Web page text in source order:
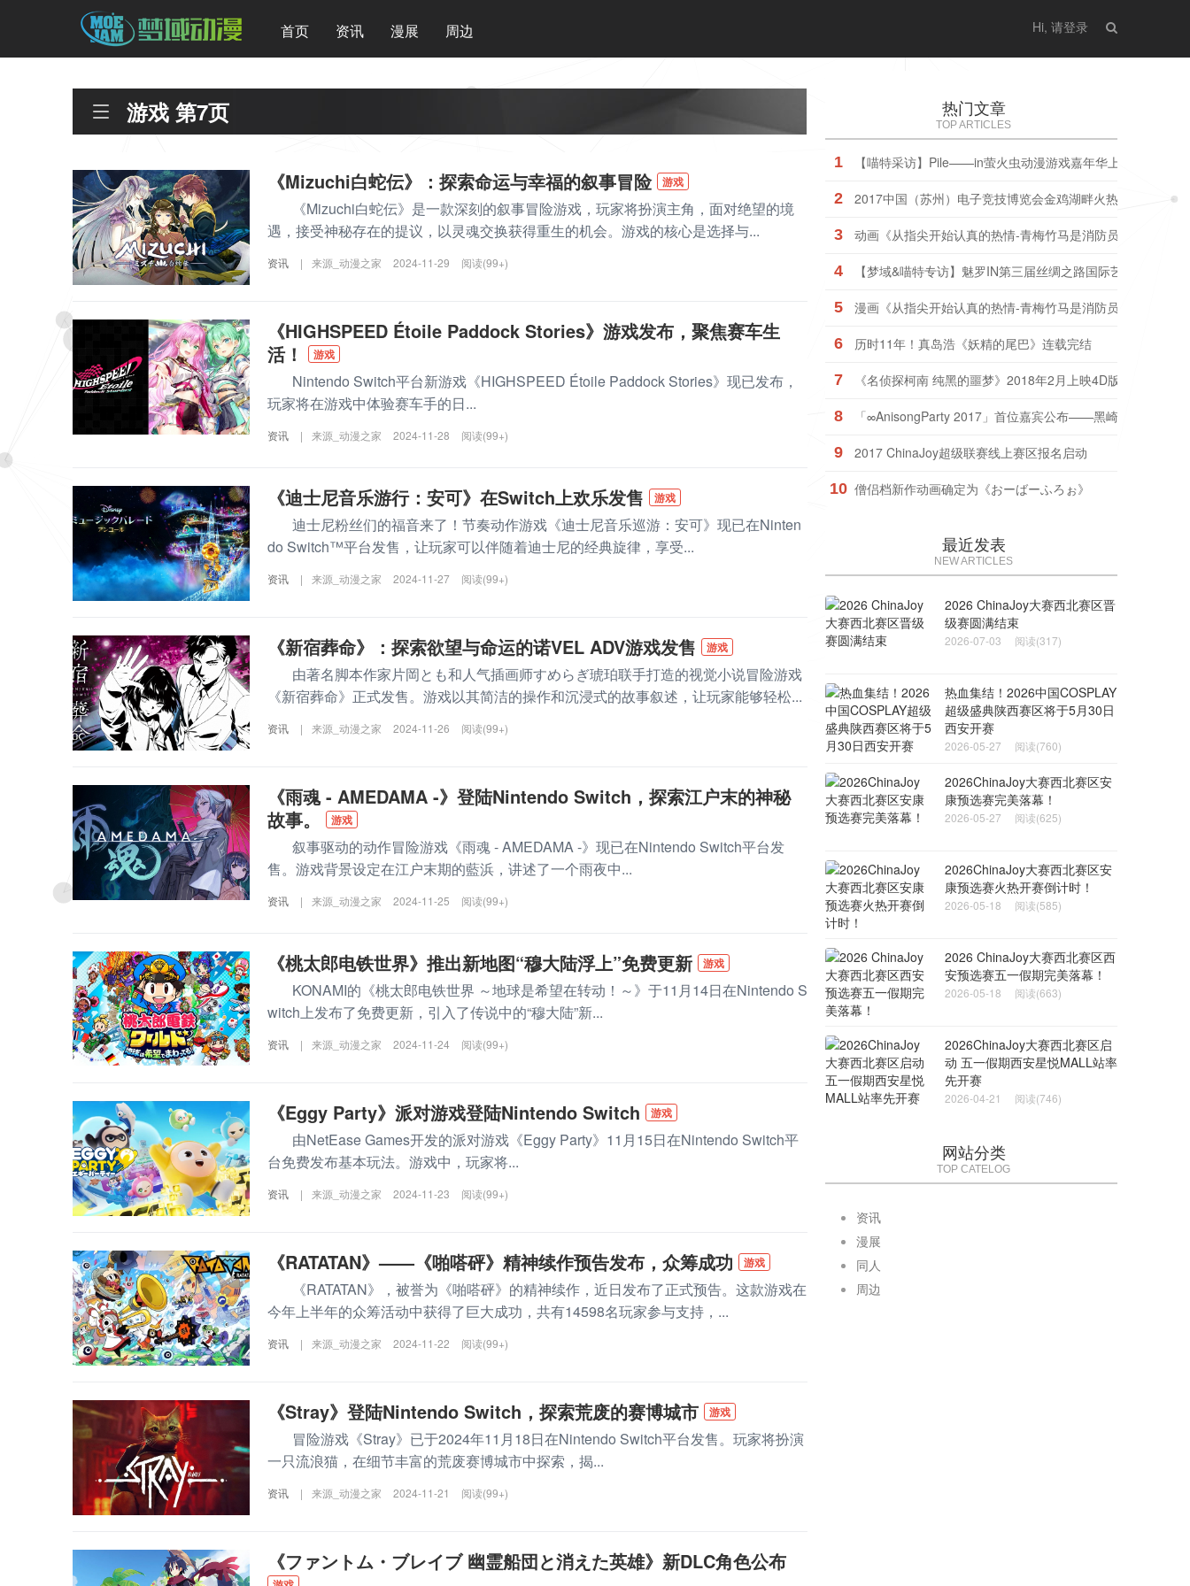
首页 资讯 漫展 周边 Hi, 请登录
游戏 第7页
《Mizuchi白蛇伝》：探索命运与幸福的叙事冒险 游戏
《Mizuchi白蛇伝》是一款深刻的叙事冒险游戏，玩家将扮演主角，面对绝望的境
遇，接受神秘存在的提议，以灵魂交换获得重生的机会。游戏的核心是选择与...
资讯 | 来源_动漫之家 2024-11-29 阅读(99+)
《HIGHSPEED Étoile Paddock Stories》游戏发布，聚焦赛车生
活！
游戏
Nintendo Switch平台新游戏《HIGHSPEED Étoile Paddock Stories》现已发布，
玩家将在游戏中体验赛车手的日...
资讯 | 来源_动漫之家 2024-11-28 阅读(99+)
《迪士尼音乐游行：安可》在Switch上欢乐发售 游戏
迪士尼粉丝们的福音来了！节奏动作游戏《迪士尼音乐巡游：安可》现已在Ninten
do Switch™平台发售，让玩家可以伴随着迪士尼的经典旋律，享受...
资讯 | 来源_动漫之家 2024-11-27 阅读(99+)
《新宿葬命》：探索欲望与命运的诺VEL ADV游戏发售 游戏
由著名脚本作家片岡とも和人气插画师すめらぎ琥珀联手打造的视觉小说冒险游戏
《新宿葬命》正式发售。游戏以其简洁的操作和沉浸式的故事叙述，让玩家能够轻松...
资讯 | 来源_动漫之家 2024-11-26 阅读(99+)
《雨魂 - AMEDAMA -》登陆Nintendo Switch，探索江户末的神秘
故事。
游戏
叙事驱动的动作冒险游戏《雨魂 - AMEDAMA -》现已在Nintendo Switch平台发
售。游戏背景设定在江户末期的藍浜，讲述了一个雨夜中...
资讯 | 来源_动漫之家 2024-11-25 阅读(99+)
《桃太郎电铁世界》推出新地图“穆大陆浮上”免费更新 游戏
KONAMI的《桃太郎电铁世界 ～地球是希望在转动！～》于11月14日在Nintendo S
witch上发布了免费更新，引入了传说中的“穆大陆”新...
资讯 | 来源_动漫之家 2024-11-24 阅读(99+)
《Eggy Party》派对游戏登陆Nintendo Switch 游戏
由NetEase Games开发的派对游戏《Eggy Party》11月15日在Nintendo Switch平
台免费发布基本玩法。游戏中，玩家将...
资讯 | 来源_动漫之家 2024-11-23 阅读(99+)
《RATATAN》——《啪嗒砰》精神续作预告发布，众筹成功 游戏
《RATATAN》，被誉为《啪嗒砰》的精神续作，近日发布了正式预告。这款游戏在
今年上半年的众筹活动中获得了巨大成功，共有14598名玩家参与支持，...
资讯 | 来源_动漫之家 2024-11-22 阅读(99+)
《Stray》登陆Nintendo Switch，探索荒废的赛博城市 游戏
冒险游戏《Stray》已于2024年11月18日在Nintendo Switch平台发售。玩家将扮演
一只流浪猫，在细节丰富的荒废赛博城市中探索，揭...
资讯 | 来源_动漫之家 2024-11-21 阅读(99+)
《ファントム・ブレイブ 幽霊船団と消えた英雄》新DLC角色公布
热门文章
TOP ARTICLES
1 【喵特采访】Pile——in萤火虫动漫游戏嘉年华上海站
2 2017中国（苏州）电子竞技博览会金鸡湖畔火热开幕
3 动画《从指尖开始认真的热情-青梅竹马是消防员-》普通版
4 【梦域&喵特专访】魅罗IN第三届丝绸之路国际艺术节暨动
5 漫画《从指尖开始认真的热情-青梅竹马是消防员-》动画版今
6 历时11年！真岛浩《妖精的尾巴》连载完结
7 《名侦探柯南 纯黑的噩梦》2018年2月上映4D版
8 「∞AnisongParty 2017」首位嘉宾公布——黑崎真音！
9 2017 ChinaJoy超级联赛线上赛区报名启动
10 僧侣档新作动画确定为《おーばーふろぉ》
最近发表
NEW ARTICLES
2026 ChinaJoy大赛西北赛区晋
级赛圆满结束
2026-07-03 阅读(317)
热血集结！2026中国COSPLAY
超级盛典陕西赛区将于5月30日
西安开赛
2026-05-27 阅读(760)
2026ChinaJoy大赛西北赛区安
康预选赛完美落幕！
2026-05-27 阅读(625)
2026ChinaJoy大赛西北赛区安
康预选赛火热开赛倒计时！
2026-05-18 阅读(585)
2026 ChinaJoy大赛西北赛区西
安预选赛五一假期完美落幕！
2026-05-18 阅读(663)
2026ChinaJoy大赛西北赛区启
动 五一假期西安星悦MALL站率
先开赛
2026-04-21 阅读(746)
网站分类
TOP CATELOG
资讯
漫展
同人
周边